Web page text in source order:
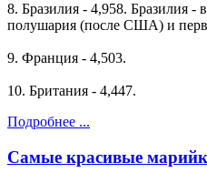
8. Бразилия - 4,958. Бразилия -
полушария (после США) и
9. Франция - 4,503.
10. Британия - 4,447.
Подробнее ...
Самые красивые